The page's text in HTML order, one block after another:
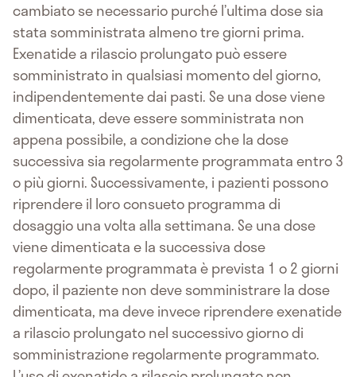
cambiato se necessario purché l’ultima dose sia
stata somministrata almeno tre giorni prima.
Exenatide a rilascio prolungato può essere
somministrato in qualsiasi momento del giorno,
indipendentemente dai pasti. Se una dose viene
dimenticata, deve essere somministrata non
appena possibile, a condizione che la dose
successiva sia regolarmente programmata entro 3
o più giorni. Successivamente, i pazienti possono
riprendere il loro consueto programma di
dosaggio una volta alla settimana. Se una dose
viene dimenticata e la successiva dose
regolarmente programmata è prevista 1 o 2 giorni
dopo, il paziente non deve somministrare la dose
dimenticata, ma deve invece riprendere exenatide
a rilascio prolungato nel successivo giorno di
somministrazione regolarmente programmato.